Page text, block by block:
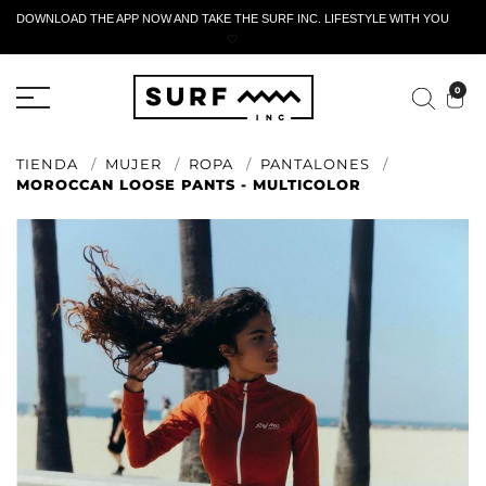
DOWNLOAD THE APP NOW AND TAKE THE SURF INC. LIFESTYLE WITH YOU
🤍
0
TIENDA MUJER ROPA
PANTALONES
MOROCCAN LOOSE PANTS - MULTICOLOR
FORMULARIO DE RETORNO ACTIVO